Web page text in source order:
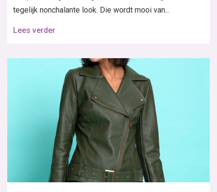
tegelijk nonchalante look. Die wordt mooi van...
Lees verder